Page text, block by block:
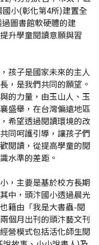
小(彰化第4所)建置全
圖書館軟硬體的建
升學童閱讀意願與習
孩子是國家未來的主人
，是我們共同的願望。
的力量，由玉山人、玉
盛舉，在台灣偏遠地區
希望透過閱讀環境的改
同呵護引導，讓孩子們
閱讀，從提高學童的閱
水準的差距。
，主要是基於校方長期
中，頭汴國小透過晨光
籍由「我是大書蟲-閱
個月出刊的頭汴藝文刊
營模式包括活化師生閱